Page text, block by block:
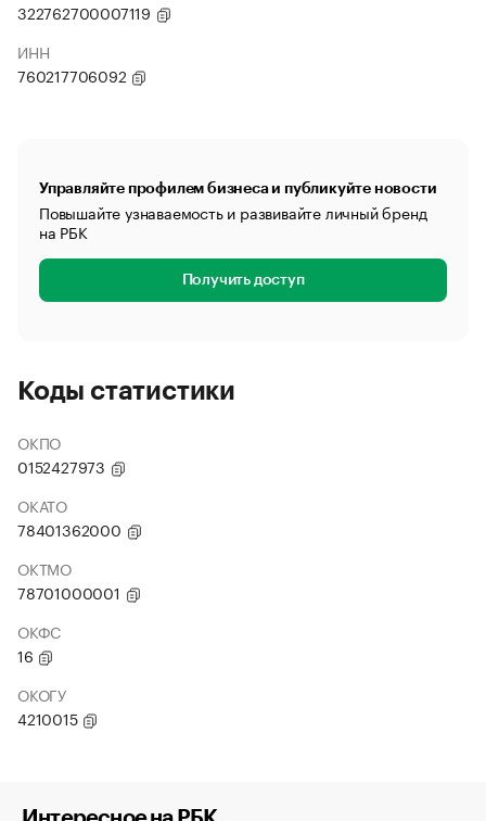
322762700007119
ИНН
760217706092
Управляйте профилем бизнеса и публикуйте новости
Повышайте узнаваемость и развивайте личный бренд
на РБК
Получить доступ
Коды статистики
ОКПО
0152427973
ОКАТО
78401362000
ОКТМО
78701000001
ОКФС
16
ОКОГУ
4210015